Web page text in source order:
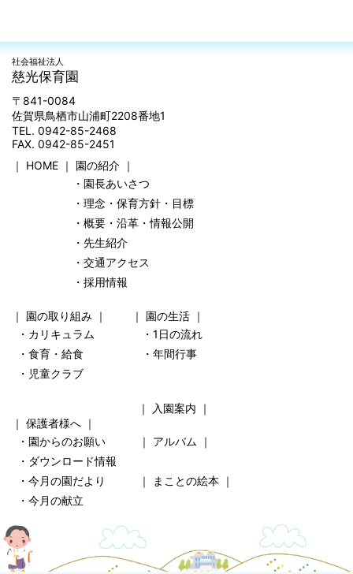
社会福祉法人
慈光保育園
〒841-0084
佐賀県鳥栖市山浦町2208番地1
TEL. 0942-85-2468
FAX. 0942-85-2451
｜ HOME ｜ 園の紹介 ｜
・園長あいさつ
・理念・保育方針・目標
・概要・沿革・情報公開
・先生紹介
・交通アクセス
・採用情報
｜ 園の取り組み ｜ ｜ 園の生活 ｜
・カリキュラム
・1日の流れ
・食育・給食
・年間行事
・児童クラブ
｜ 入園案内 ｜
｜ 保護者様へ ｜
・園からのお願い ｜ アルバム ｜
・ダウンロード情報
・今月の園だより
｜ まことの絵本 ｜
・今月の献立